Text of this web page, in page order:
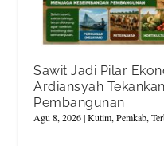
Sawit Jadi Pilar
Ardiansyah
Pembangunan
Agu 8, 2026|Kutim,Pemkab,